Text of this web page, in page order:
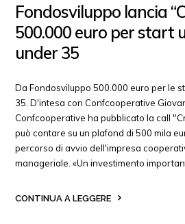
Fondosviluppo lancia
500.000 euro per start
under 35
Da Fondosviluppo 500.000 euro per le
35. D'intesa con Confcooperative
Confcooperative ha pubblicato la call
può contare su un plafond di 500 mila
percorso di avvio dell'impresa
manageriale. «Un investimento
CONTINUA A LEGGERE